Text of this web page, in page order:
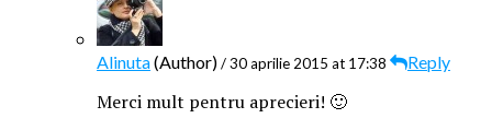
Alinuta(Author)/ 30 aprilie 2015 at 17:38 Reply
Merci mult pentru aprecieri! 🙂